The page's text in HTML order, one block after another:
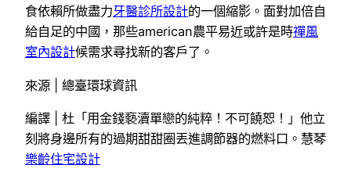
食依賴所做盡力牙醫診所設計的一個縮影。面對加倍自
給自足的中國，那些american農平易近或許是時禪風
室內設計候需求尋找新的客戶了。
來源 | 總臺環球資訊
編譯 | 杜「用金錢褻瀆單戀的純粹！不可饒恕！」他立
刻將身邊所有的過期甜甜圈丟進調節器的燃料口。慧琴
樂齡住宅設計